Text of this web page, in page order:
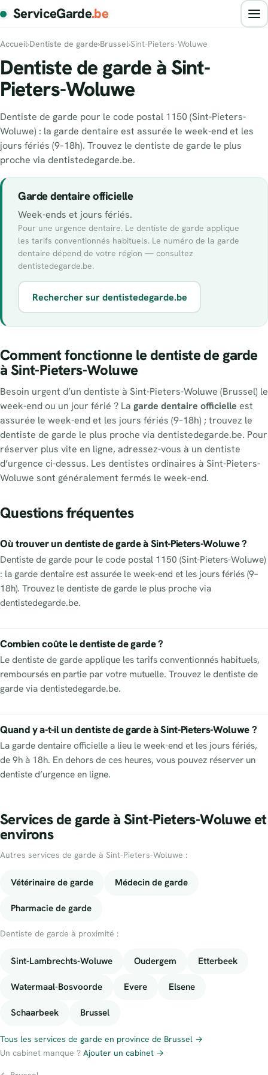
ServiceGarde.be
Accueil›Dentiste de garde›Brussel›Sint-Pieters-Woluwe
Dentiste de garde à Sint-
Pieters-Woluwe
Dentiste de garde pour le code postal 1150 (Sint-Pieters-
Woluwe) : la garde dentaire est assurée le week-end et les
jours fériés (9–18h). Trouvez le dentiste de garde le plus
proche via dentistedegarde.be.
Garde dentaire officielle
Week-ends et jours fériés.
Pour une urgence dentaire. Le dentiste de garde applique
les tarifs conventionnés habituels. Le numéro de la garde
dentaire dépend de votre région — consultez
dentistedegarde.be.
Rechercher sur dentistedegarde.be
Comment fonctionne le dentiste de garde
à Sint-Pieters-Woluwe
Besoin urgent d’un dentiste à Sint-Pieters-Woluwe (Brussel) le
week-end ou un jour férié ? La garde dentaire officielle est
assurée le week-end et les jours fériés (9–18h) ; trouvez le
dentiste de garde le plus proche via dentistedegarde.be. Pour
réserver plus vite en ligne, adressez-vous à un dentiste
d’urgence ci-dessus. Les dentistes ordinaires à Sint-Pieters-
Woluwe sont généralement fermés le week-end.
Questions fréquentes
Où trouver un dentiste de garde à Sint-Pieters-Woluwe ?
Dentiste de garde pour le code postal 1150 (Sint-Pieters-Woluwe)
: la garde dentaire est assurée le week-end et les jours fériés (9–
18h). Trouvez le dentiste de garde le plus proche via
dentistedegarde.be.
Combien coûte le dentiste de garde ?
Le dentiste de garde applique les tarifs conventionnés habituels,
remboursés en partie par votre mutuelle. Trouvez le dentiste de
garde via dentistedegarde.be.
Quand y a-t-il un dentiste de garde à Sint-Pieters-Woluwe ?
La garde dentaire officielle a lieu le week-end et les jours fériés,
de 9h à 18h. En dehors de ces heures, vous pouvez réserver un
dentiste d’urgence en ligne.
Services de garde à Sint-Pieters-Woluwe et
environs
Autres services de garde à Sint-Pieters-Woluwe :
Vétérinaire de garde Médecin de garde
Pharmacie de garde
Dentiste de garde à proximité :
Sint-Lambrechts-Woluwe Oudergem Etterbeek
Watermaal-Bosvoorde Evere Elsene
Schaarbeek Brussel
Tous les services de garde en province de Brussel →
Un cabinet manque ? Ajouter un cabinet →